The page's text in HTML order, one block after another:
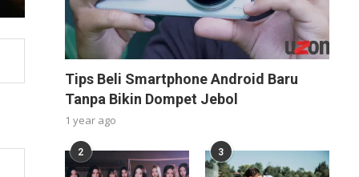
Tips Beli Smartphone Android Baru
Tanpa Bikin Dompet Jebol
1 year ago
2 3